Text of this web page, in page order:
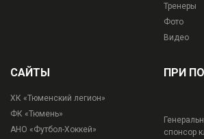
Тренеры
Фото
Видео
САЙТЫ
ХК «Тюменский легион»
ФК «Тюмень»
АНО «Футбол-Хоккей»
ПРИ
спонсор